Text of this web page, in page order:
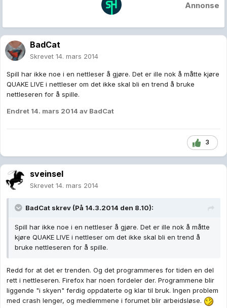
Annonse
BadCat
Skrevet 14. mars 2014
Spill har ikke noe i en nettleser å gjøre. Det er ille nok å måtte kjøre
QUAKE LIVE i nettleser om det ikke skal bli en trend å bruke
nettleseren for å spille.
Endret 14. mars 2014 av BadCat
3
sveinsel
Skrevet 14. mars 2014
BadCat skrev (På 14.3.2014 den 8.10):
Spill har ikke noe i en nettleser å gjøre. Det er ille nok å måtte
kjøre QUAKE LIVE i nettleser om det ikke skal bli en trend å
bruke nettleseren for å spille.
Redd for at det er trenden. Og det programmeres for tiden en del
rett i nettleseren. Firefox har noen fordeler der. Programmene blir
liggende "i skyen" ferdig oppdaterte og klar til bruk. Ingen problem
med crash lenger, og medlemmene i forumet blir arbeidsløse.